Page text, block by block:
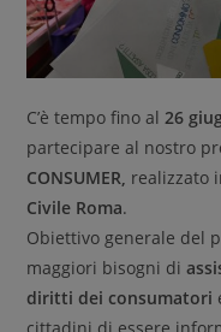
C’è tempo fino al 26
partecipare al nostro
CONSUMER, realizzato
Civile Roma.
Obiettivo generale del
maggiori bisogni di
diritti dei consumatori